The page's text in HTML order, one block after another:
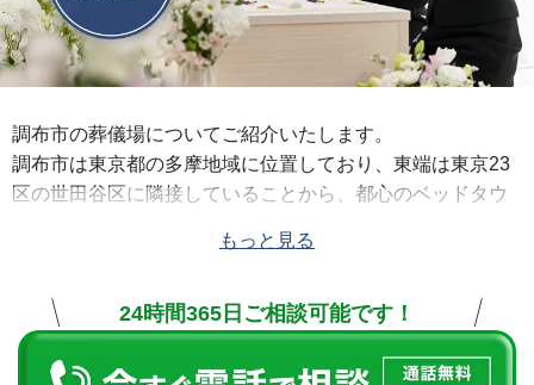
調布市の葬儀場についてご紹介いたします。
調布市は東京都の多摩地域に位置しており、東端は東京23
区の世田谷区に隣接していることから、都心のベッドタウ
調布市内には公営斎場はありませんが、駅から近い好立地
社の斎場には、京王線の仙川駅から徒歩2分という好立地の
「 公益社 仙川会館」があります。新しく清潔感に溢れた館
内はバリアフリーも整っているので、どんな方にも安心し
もっと見る
24時間365日ご相談可能です！